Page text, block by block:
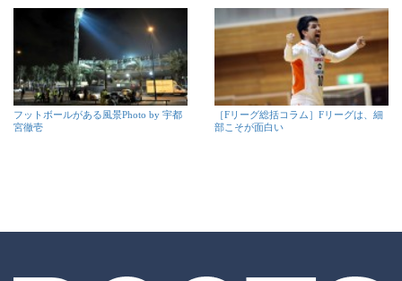
フットボールがある風景Photo by 宇都
宮徹壱
［Fリーグ総括コラム］Fリーグは、細
部こそが面白い